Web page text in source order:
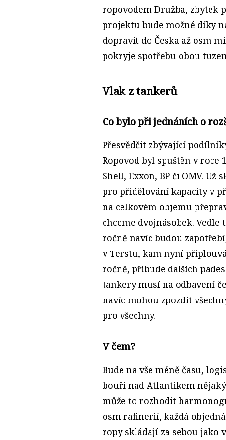
ropovodem Družba, zbytek
projektu bude možné díky
dopravit do Česka až osm
pokryje spotřebu obou
Vlak z tankerů
Co bylo při jednáních o
Přesvědčit zbývající
Ropovod byl spuštěn v roce
Shell, Exxon, BP či OMV.
pro přidělování kapacity v
na celkovém objemu
chceme dvojnásobek.
ročně navíc budou
v Terstu, kam nyní
ročně, přibude dalších
tankery musí na odbavení
navíc mohou zpozdit
pro všechny.
V čem?
Bude na vše méně času,
bouři nad Atlantikem
může to rozhodit
osm rafinerií, každá
ropy skládají za sebou jako